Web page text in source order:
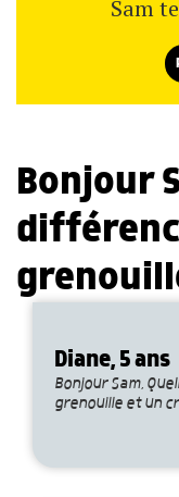
Sam
Bonjour
Diane, 5 ans
Bonjour Sam,
grenouille et un